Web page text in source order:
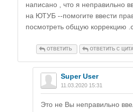
написано , что я неправильно
на ЮТУБ --помогите ввести
посмотреть общую коррекцию
ОТВЕТИТЬ ОТВЕТИТЬ С
Super User
11.03.2020 15:31
Это не Вы неправильно